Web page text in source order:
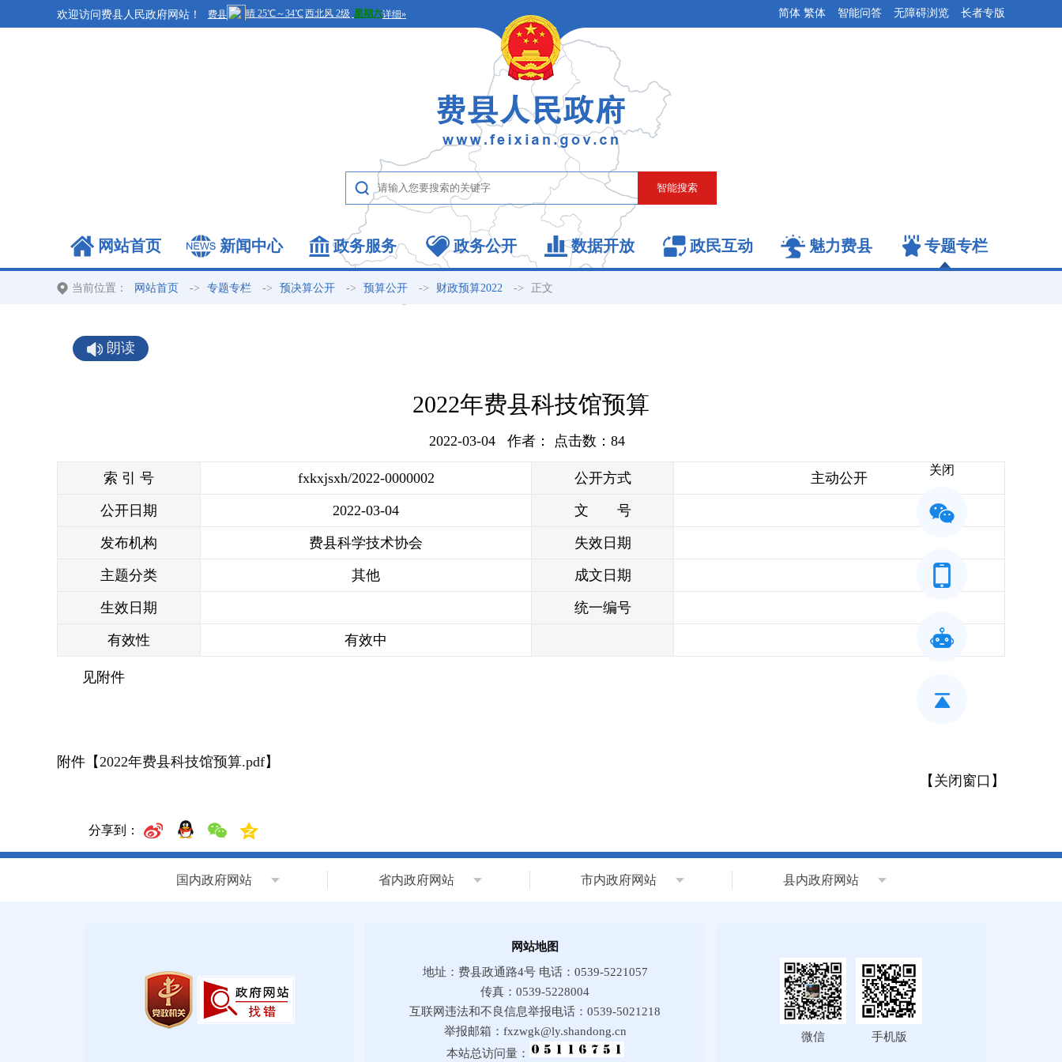
欢迎访问费县人民政府网站！ 智能问答 无障碍浏览 长者专版
简体 繁体
网站首页 新闻中心 政务服务 政务公开 数据开放 政民互动 魅力费县 专题专栏
当前位置： 网站首页 -> 专题专栏 -> 预决算公开 -> 预算公开 -> 财政预算2022 -> 正文
朗读
2022年费县科技馆预算
2022-03-04 作者： 点击数： 84
索 引 号 fxkxjsxh/2022-0000002 公开方式 主动公开
公开日期 2022-03-04 文 号
发布机构 费县科学技术协会 失效日期
主题分类 其他 成文日期
生效日期 统一编号
有效性 有效中
见附件
附件【2022年费县科技馆预算.pdf】
【 关闭窗口 】
分享到：
国内政府网站 省内政府网站 市内政府网站 县内政府网站
网站地图
地址：费县政通路4号 电话：0539-5221057
传真：0539-5228004
互联网违法和不良信息举报电话：0539-5021218
举报邮箱：fxzwgk@ly.shandong.cn
本站总访问量：
微信 手机版
关闭